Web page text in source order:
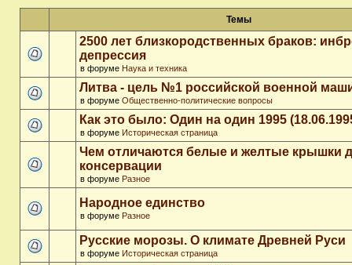
Темы
2500 лет близкородственных браков:
депрессия
в форуме Наука и техника
Литва - цель №1 российской военной
в форуме Общественно-политические вопросы
Как это было: Один на один 1995
в форуме Историческая страница
Чем отличаются белые и желтые крышки
консервации
в форуме Разное
Народное единство
в форуме Разное
Русские морозы. О климате Древней Руси
в форуме Историческая страница